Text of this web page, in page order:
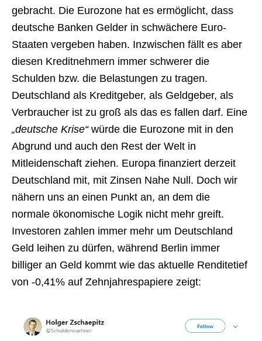
gebracht. Die Eurozone hat es ermöglicht, dass
deutsche Banken Gelder in schwächere Euro-
Staaten vergeben haben. Inzwischen fällt es aber
diesen Kreditnehmern immer schwerer die
Schulden bzw. die Belastungen zu tragen.
Deutschland als Kreditgeber, als Geldgeber, als
Verbraucher ist zu groß als das es fallen darf. Eine
„deutsche Krise“würde die Eurozone mit in den
Abgrund und auch den Rest der Welt in
Mitleidenschaft ziehen. Europa finanziert derzeit
Deutschland mit, mit Zinsen Nahe Null. Doch wir
nähern uns an einen Punkt an, an dem die
normale ökonomische Logik nicht mehr greift.
Investoren zahlen immer mehr um Deutschland
Geld leihen zu dürfen, während Berlin immer
billiger an Geld kommt wie das aktuelle Renditetief
von -0,41% auf Zehnjahrespapiere zeigt: